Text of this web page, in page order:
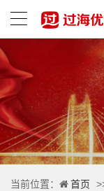
当前位置： 首页